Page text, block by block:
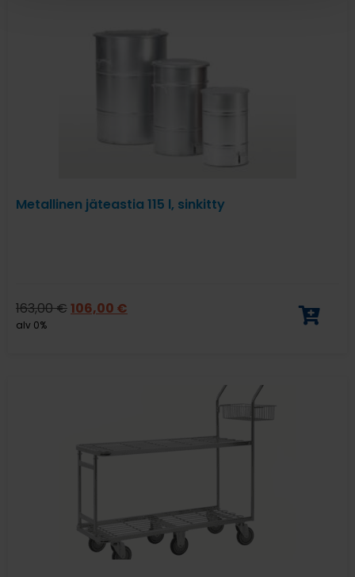
Metallinen jäteastia 115 l, sinkitty
163,00€106,00 €
alv 0%